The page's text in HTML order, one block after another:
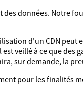
données. Notre
d'un CDN
veillé à ce que
sur demande, la
pour les finalités